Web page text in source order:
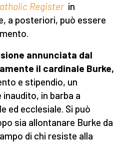
Register in
a posteriori, può essere
annunciata dal
il cardinale Burke,
e stipendio, un
in barba a
ed ecclesiale. Si può
sia allontanare Burke da
di chi resiste alla